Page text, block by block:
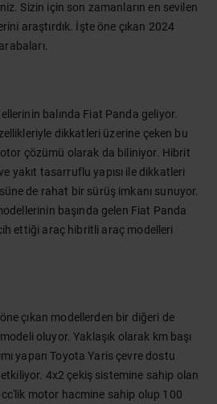
Sizin için son zamanların en sevilen
araştırdık. İşte öne çıkan 2024
balında Fiat Panda geliyor.
dikkatleri üzerine çeken bu
çözümü olarak da biliniyor. Hibrit
yakıt tasarruflu yapısı ile dikkatleri
de rahat bir sürüş imkanı sunuyor.
başında gelen Fiat Panda
ettiği araç hibritli araç modelleri
çıkan modellerden bir diğeri de
oluyor. Yaklaşık olarak km başı
yapan Toyota Yaris çevre dostu
4x2 çekiş sistemine sahip olan
motor hacmine sahip olup 100